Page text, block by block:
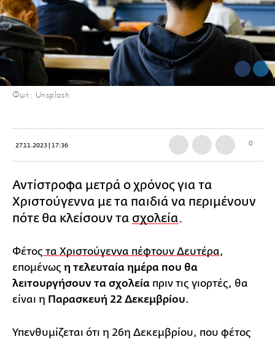
Φωτ.: Unsplash
27.11.2023 | 17:36 0
Αντίστροφα μετρά ο χρόνος για τα
Χριστούγεννα με τα παιδιά να περιμένουν
πότε θα κλείσουν τα σχολεία.
Φέτος τα Χριστούγεννα πέφτουν Δευτέρα,
επομένως η τελευταία ημέρα που θα
λειτουργήσουν τα σχολεία πριν τις γιορτές, θα
είναι η Παρασκευή 22 Δεκεμβρίου.
Υπενθυμίζεται ότι η 26η Δεκεμβρίου, που φέτος